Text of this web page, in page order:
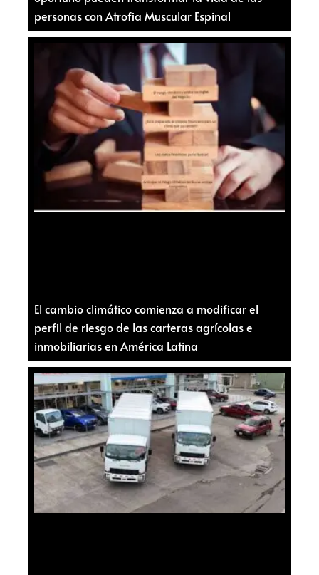
personas con Atrofia Muscular Espinal
El cambio climático comienza a modificar el
perfil de riesgo de las carteras agrícolas e
inmobiliarias en América Latina